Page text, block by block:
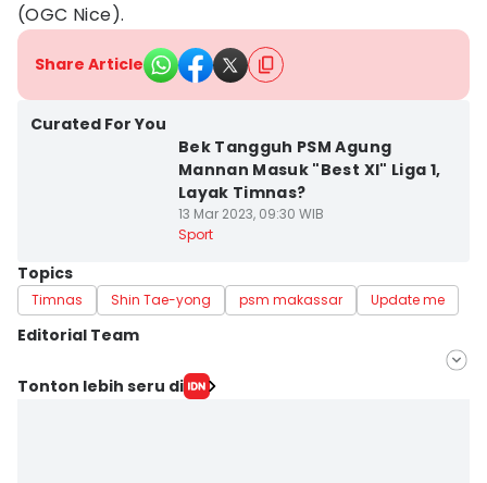
(OGC Nice).
Share Article
Curated For You
Bek Tangguh PSM Agung
Mannan Masuk "Best XI" Liga 1,
Layak Timnas?
13 Mar 2023, 09:30 WIB
Sport
Topics
Timnas Shin Tae-yong psm makassar Update me
Editorial Team
Editor
Tonton lebih seru di